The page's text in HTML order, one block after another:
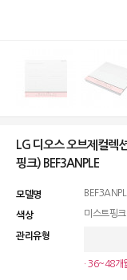
LG 디오스 오브제컬렉
핑크) BEF3ANPLE
모델명
색상 미스트핑크
관리유형
· 36~48개